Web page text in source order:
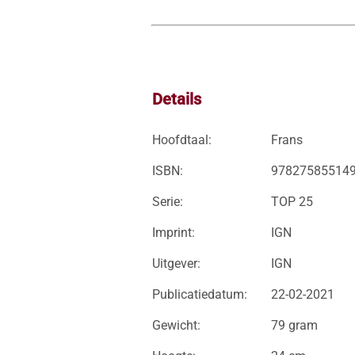
Details
Hoofdtaal: Frans
ISBN:
Serie: TOP 25
Imprint: IGN
Uitgever: IGN
Publicatiedatum: 22-02-2021
Gewicht: 79 gram